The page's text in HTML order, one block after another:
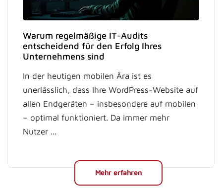
Warum regelmäßige IT-Audits
entscheidend für den Erfolg Ihres
Unternehmens sind
In der heutigen mobilen Ära ist es
unerlässlich, dass Ihre WordPress-Website auf
allen Endgeräten – insbesondere auf mobilen
– optimal funktioniert. Da immer mehr
Nutzer ...
Mehr erfahren